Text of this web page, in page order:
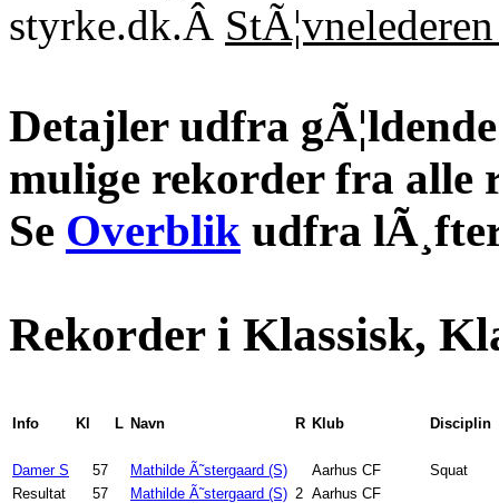
styrke.dk.Â
Detajler udfra
mulige rekorder fra alle
Se Overblik udfra
Rekorder i Klassisk,
Info Kl L Navn R Klub Disciplin
Damer S 57 Mathilde Ã˜stergaard (S) Aarhus CF
Squat
Resultat
57 Mathilde Ã˜stergaard (S) 2 Aarhus CF